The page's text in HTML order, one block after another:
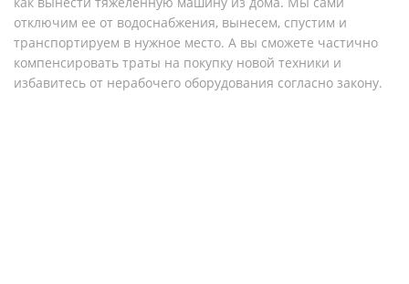
отключим ее от водоснабжения, вынесем, спустим и
транспортируем в нужное место. А вы сможете частично
компенсировать траты на покупку новой техники и
избавитесь от нерабочего оборудования согласно закону.